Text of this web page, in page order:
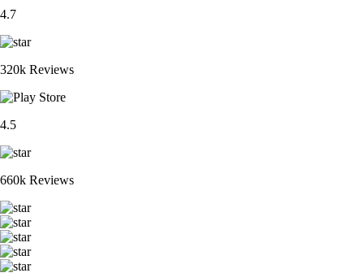
4.7
320k Reviews
4.5
660k Reviews